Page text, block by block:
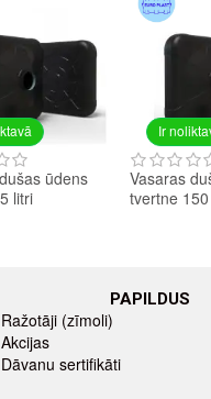
ūdens
litri
Ir
Vasaras
tvertne
PAPILDUS
Ražotāji (zīmoli)
Akcijas
Dāvanu sertifikāti